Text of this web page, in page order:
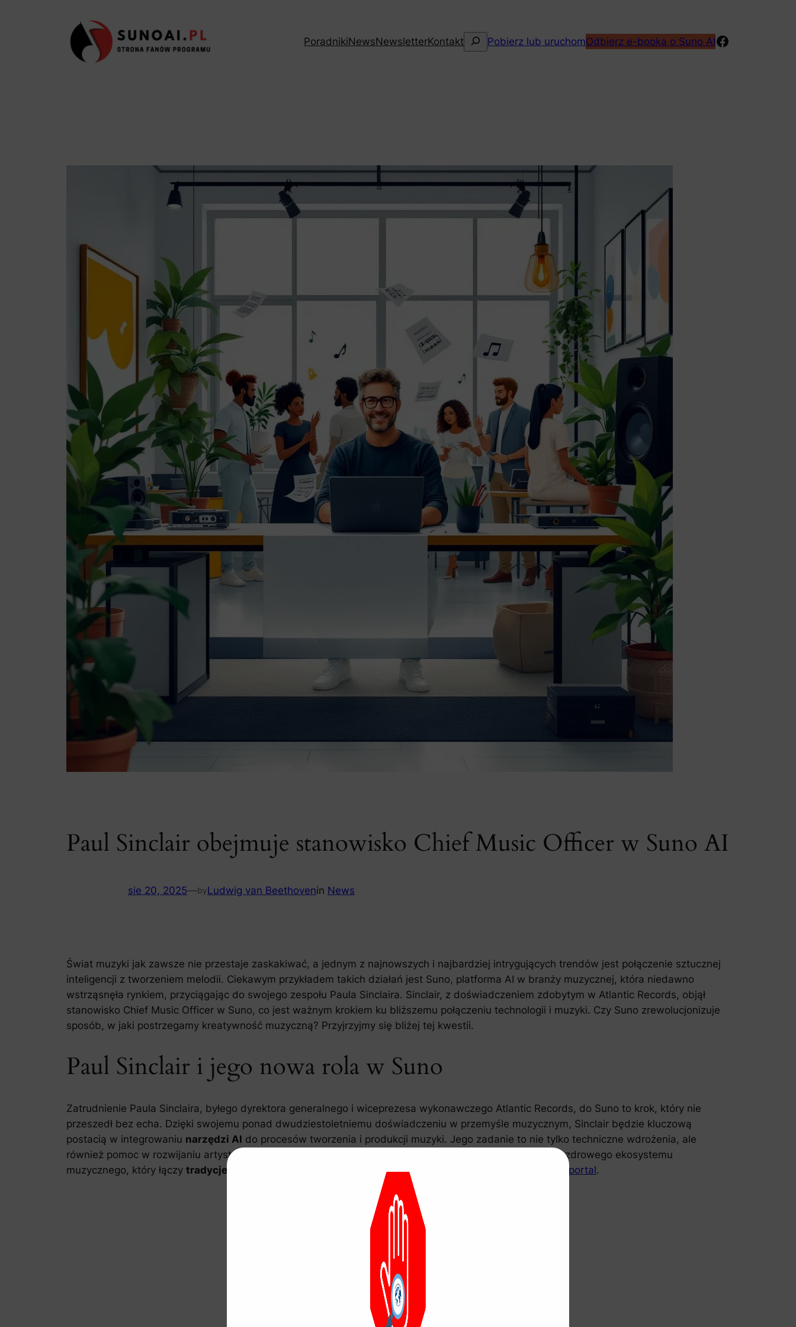
PoradnikiNewsNewsletterKontakt SzukajPobierz lub uruchomOdbierz e-booka o Suno AIFacebook
Paul Sinclair obejmuje stanowisko Chief Music Officer w Suno AI
sie 20, 2025—byLudwig van Beethovenin News
Świat muzyki jak zawsze nie przestaje zaskakiwać, a jednym z najnowszych i najbardziej intrygujących trendów jest połączenie sztucznej
inteligencji z tworzeniem melodii. Ciekawym przykładem takich działań jest Suno, platforma AI w branży muzycznej, która niedawno
wstrząsnęła rynkiem, przyciągając do swojego zespołu Paula Sinclaira. Sinclair, z doświadczeniem zdobytym w Atlantic Records, objął
stanowisko Chief Music Officer w Suno, co jest ważnym krokiem ku bliższemu połączeniu technologii i muzyki. Czy Suno zrewolucjonizuje
sposób, w jaki postrzegamy kreatywność muzyczną? Przyjrzyjmy się bliżej tej kwestii.
Paul Sinclair i jego nowa rola w Suno
Zatrudnienie Paula Sinclaira, byłego dyrektora generalnego i wiceprezesa wykonawczego Atlantic Records, do Suno to krok, który nie
przeszedł bez echa. Dzięki swojemu ponad dwudziestoletniemu doświadczeniu w przemyśle muzycznym, Sinclair będzie kluczową
postacią w integrowaniu narzędzi AI do procesów tworzenia i produkcji muzyki. Jego zadanie to nie tylko techniczne wdrożenia, ale
również pomoc w rozwijaniu artystycznej ekspresji twórców. Sinclair mówi, że jego misją jest stworzenie zdrowego ekosystemu
muzycznego, który łączy tradycje z innowacją . Aby dowiedzieć się więcej o jego planach, odwiedź nasz portal.